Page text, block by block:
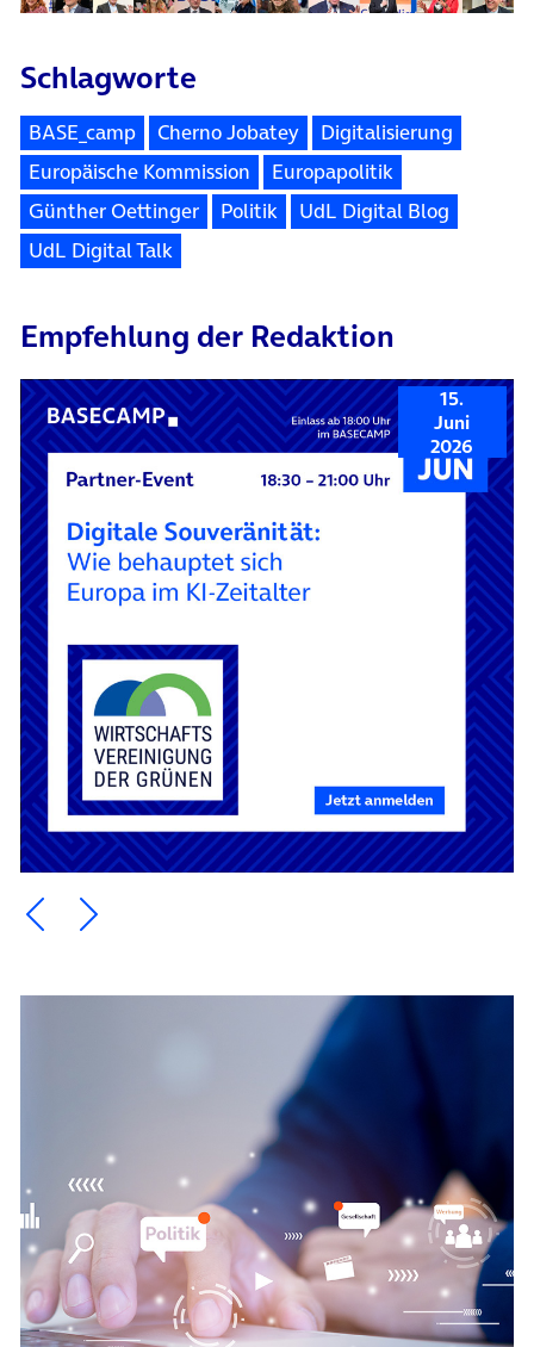
Schlagworte
BASE_camp Cherno Jobatey
Digitalisierung
Europäische Kommission
Europapolitik
Günther Oettinger
Politik
UdL Digital Blog
UdL Digital Talk
Empfehlung der Redaktion
15.
Juni
2026
Ein Element zurück blättern
Ein Element weiter blättern